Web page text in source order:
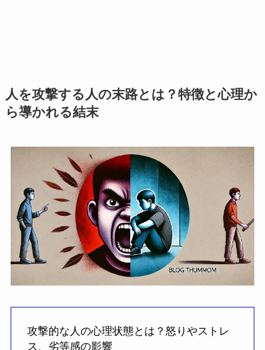
人を攻撃する人の末路とは？特徴と心理か
ら導かれる結末
攻撃的な人の心理状態とは？怒りやストレ
ス、劣等感の影響